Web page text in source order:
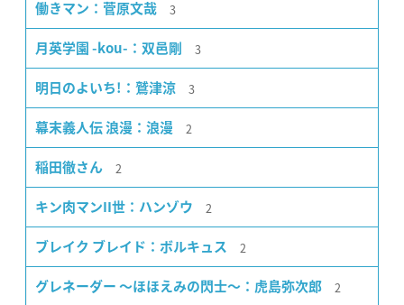
働きマン：菅原文哉 3
月英学園 -kou-：双邑剛 3
明日のよいち!：鷲津涼 3
幕末義人伝 浪漫：浪漫 2
稲田徹さん 2
キン肉マンII世：ハンゾウ 2
ブレイク ブレイド：ボルキュス 2
グレネーダー 〜ほほえみの閃士〜：虎島弥次郎 2